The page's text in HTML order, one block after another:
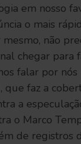
em nosso
o mais
não
chegar para
falar por nós
que faz a
a
o Marco
de registros